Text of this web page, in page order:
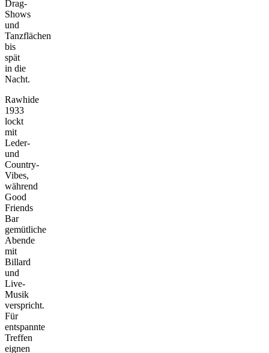
Drag-
Shows
und
Tanzflächen
bis
spät
in die
Nacht.
Rawhide
1933
lockt
mit
Leder-
und
Country-
Vibes,
während
Good
Friends
Bar
gemütliche
Abende
mit
Billard
und
Live-
Musik
verspricht.
Für
entspannte
Treffen
eignen